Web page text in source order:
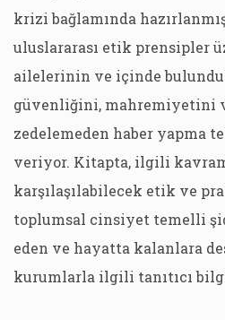
krizi bağlamında
uluslararası etik prensipler
ailelerinin ve içinde
güvenliğini, mahremiyetini
zedelemeden haber yapma
veriyor. Kitapta, ilgili
karşılaşılabilecek etik ve
toplumsal cinsiyet temelli
eden ve hayatta kalanlara
kurumlarla ilgili tanıtıcı